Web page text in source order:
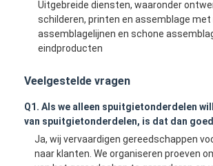
De Dienst van het matrijzenafgietsel
Uitgebreide diensten, waaronder
schilderen, printen en assemblage met
assemblagelijnen en schone
eindproducten
Veelgestelde vragen
Q1. Als we alleen spuitgietonderdelen
van spuitgietonderdelen, is dat dan
Ja, wij vervaardigen gereedschappen
naar klanten. We organiseren proeven